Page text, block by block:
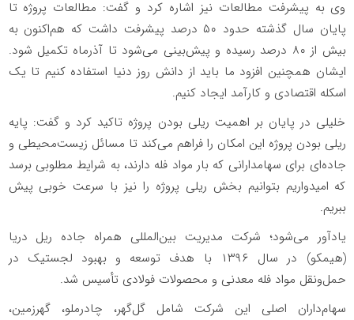
وی به پیشرفت مطالعات نیز اشاره کرد و گفت: مطالعات پروژه تا
پایان سال گذشته حدود ۵۰ درصد پیشرفت داشت که هم‌اکنون به
بیش از ۸۰ درصد رسیده و پیش‌بینی می‌شود تا آذرماه تکمیل شود.
ایشان همچنین افزود ما باید از دانش روز دنیا استفاده کنیم تا یک
اسکله اقتصادی و کارآمد ایجاد کنیم.
خلیلی در پایان بر اهمیت ریلی بودن پروژه تاکید کرد و گفت: پایه
ریلی بودن پروژه این امکان را فراهم می‌کند تا مسائل زیست‌محیطی و
جاده‌ای برای سهامدارانی که بار مواد فله دارند، به شرایط مطلوبی برسد
که امیدواریم بتوانیم بخش ریلی پروژه را نیز با سرعت خوبی پیش
ببریم.
یادآور می‌شود؛ شرکت مدیریت بین‌المللی همراه جاده ریل دریا
(هیمکو) در سال ۱۳۹۶ با هدف توسعه و بهبود لجستیک در
حمل‌ونقل مواد فله معدنی و محصولات فولادی تأسیس شد.
سهام‌داران اصلی این شرکت شامل گل‌گهر، چادرملو، گهرزمین،